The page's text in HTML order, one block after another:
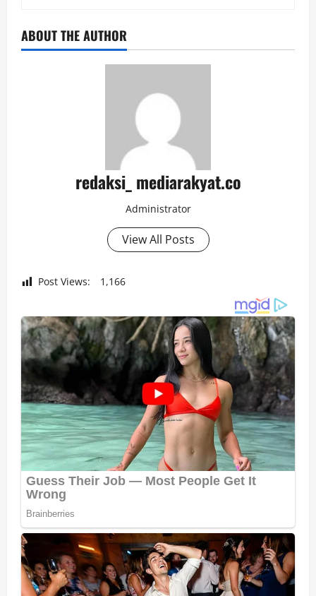
ABOUT THE AUTHOR
redaksi_ mediarakyat.co
Administrator
View All Posts
Post Views: 1,166